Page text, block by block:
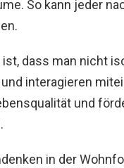
So kann jeder
ist, dass man nicht
interagieren
und
in der